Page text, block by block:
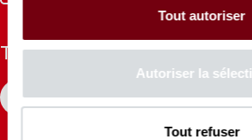
Tout autoriser
Autoriser la
Tout refuser
The Mag
CONSULT